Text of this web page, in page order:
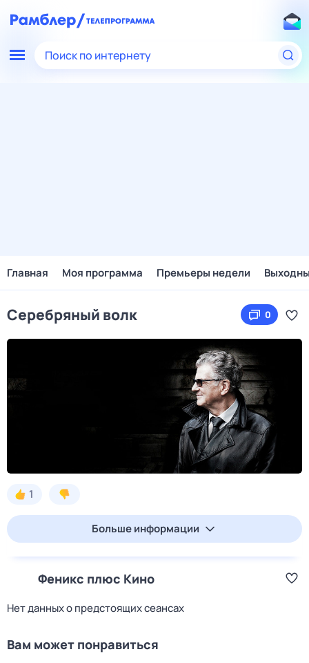
Поиск по интернету
Главная Моя программа Премьеры недели
Серебряный волк 0
1
Больше информации
Феникс плюс Кино
Нет данных о предстоящих сеансах
Вам может понравиться